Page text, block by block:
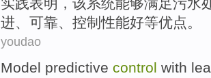
实践表明 ， 该系统能够满足污水
进、 可靠、 控制性能好等优点。
youdao
Model predictive control with